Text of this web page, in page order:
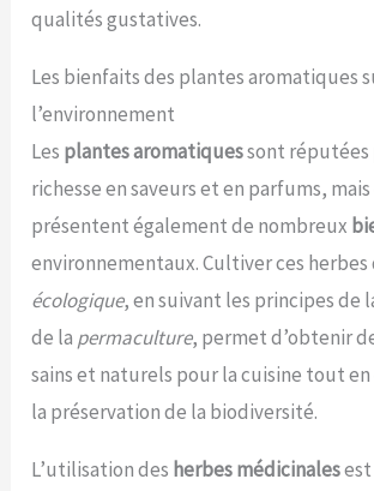
qualités gustatives.
Les bienfaits des plantes aromatiques
l’environnement
Les plantes aromatiquessont
richesse en saveurs et en parfums,
présentent également de nombreux
environnementaux. Cultiver ces herbes
écologique, en suivant les principes de
de la permaculture, permet d’obtenir
sains et naturels pour la cuisine tout
la préservation de la biodiversité.
L’utilisation des herbes médicinales